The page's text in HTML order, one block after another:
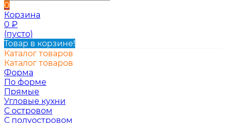
0
Корзина
0 ₽
(пусто)
Товар в корзине!
Каталог товаров
Каталог товаров
Форма
По форме
Прямые
Угловые кухни
С островом
С полуостровом